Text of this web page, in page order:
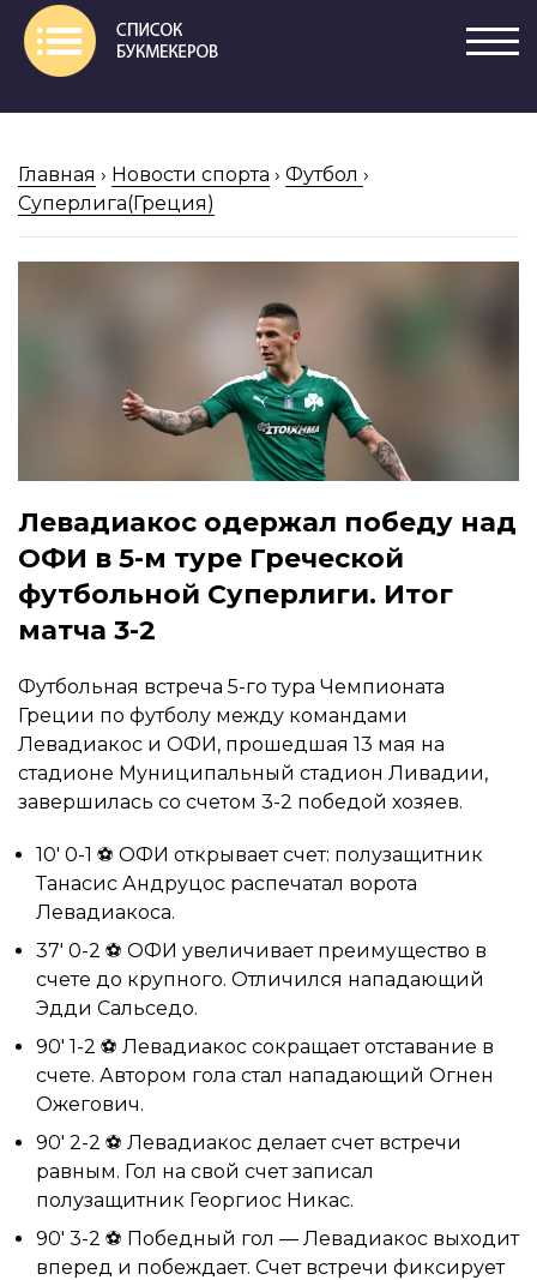
Главная › Новости спорта › Футбол ›
Суперлига(Греция)
Левадиакос одержал победу над
ОФИ в 5-м туре Греческой
футбольной Суперлиги. Итог
матча 3-2
Футбольная встреча 5-го тура Чемпионата
Греции по футболу между командами
Левадиакос и ОФИ, прошедшая 13 мая на
стадионе Муниципальный стадион Ливадии,
завершилась со счетом 3-2 победой хозяев.
10′ 0-1 ⚽ ОФИ открывает счет: полузащитник
Танасис Андруцос распечатал ворота
Левадиакоса.
37′ 0-2 ⚽ ОФИ увеличивает преимущество в
счете до крупного. Отличился нападающий
Эдди Сальседо.
90′ 1-2 ⚽ Левадиакос сокращает отставание в
счете. Автором гола стал нападающий Огнен
Ожегович.
90′ 2-2 ⚽ Левадиакос делает счет встречи
равным. Гол на свой счет записал
полузащитник Георгиос Никас.
90′ 3-2 ⚽ Победный гол — Левадиакос выходит
вперед и побеждает. Счет встречи фиксирует